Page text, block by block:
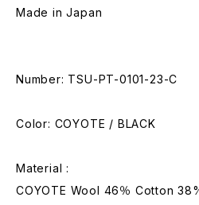
Made in Japan
Number: TSU-PT-0101-23-C
Color: COYOTE / BLACK
Material :
COYOTE Wool 46％ Cotton